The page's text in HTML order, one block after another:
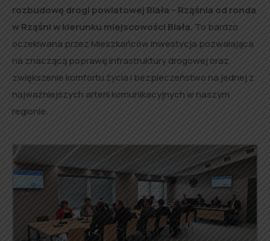
rozbudowę drogi powiatowej Biała – Rząśnia od ronda
w Rząśni w kierunku miejscowości Biała. To bardzo
oczekiwana przez Mieszkańców inwestycja pozwalająca
na znaczącą poprawę infrastruktury drogowej oraz
zwiększenie komfortu życia i bezpieczeństwo na jednej z
najważniejszych arterii komunikacyjnych w naszym
regionie.